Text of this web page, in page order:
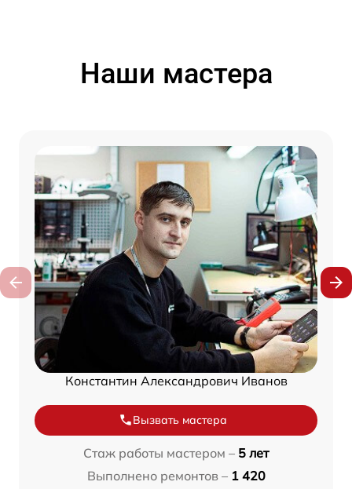
Наши мастера
Константин Александрович Иванов
Вызвать мастера
Стаж работы мастером – 5 лет
Выполнено ремонтов – 1 420